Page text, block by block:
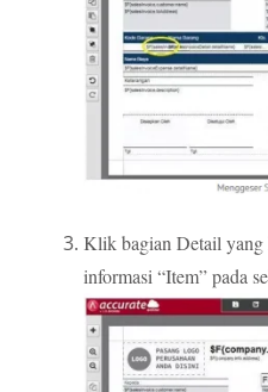
Klik bagian Detail yang
informasi “Item” pada